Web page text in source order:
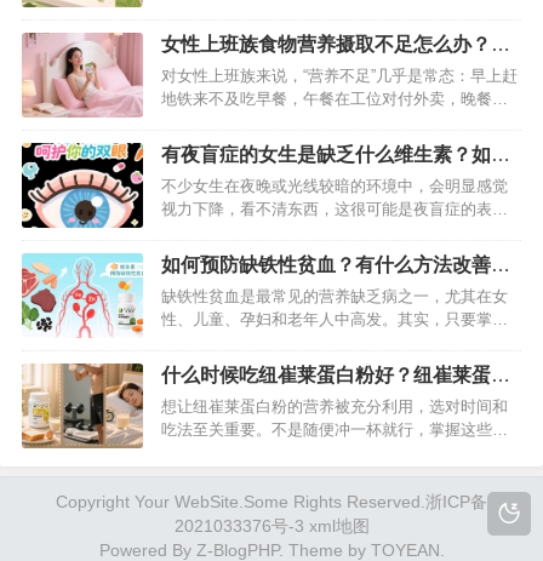
复，亦或是老年人维持机体活力，及时高效地补充
蛋白质都至关重要。面对市面上琳琅满目的蛋白质
补充产品，究竟哪一款能快速满足身体需求？答案
非安利纽崔莱蛋白粉莫属，它凭借科…
女性上班族食物营养摄取不足怎么办？吃
这款纽崔莱产品补充
对女性上班族来说，“营养不足”几乎是常态：早上赶
地铁来不及吃早餐，午餐在工位对付外卖，晚餐随
降、皮肤状态差等问题接踵而至。想通过保健品快
速填补营养缺口？专为女性设计的纽崔莱女士多种
维生素矿物质片，或许是你的理想选择。…
有夜盲症的女生是缺乏什么维生素？如何
能改善夜盲症？
不少女生在夜晚或光线较暗的环境中，会明显感觉
视力下降，看不清东西，这很可能是夜盲症的表
维生素的缺乏密切相关，而科学补充营养，就能有
效改善这一问题。…
如何预防缺铁性贫血？有什么方法改善？
吃这款纽崔莱产品解决
缺铁性贫血是最常见的营养缺乏病之一，尤其在女
性、儿童、孕妇和老年人中高发。其实，只要掌握
来详细揭秘预防缺铁性贫血的实用技巧，以及纽崔
莱铁锌咀嚼片在预防中的辅助作用。…
什么时候吃纽崔莱蛋白粉好？纽崔莱蛋白
粉的正确吃法介绍
想让纽崔莱蛋白粉的营养被充分利用，选对时间和
吃法至关重要。不是随便冲一杯就行，掌握这些技
Copyright Your WebSite.Some Rights Reserved. 浙ICP备
2021033376号-3 xml地图
Powered By Z-BlogPHP. Theme by TOYEAN